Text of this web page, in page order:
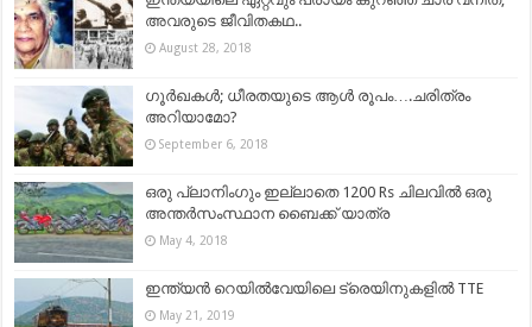
അവരുടെ ജീവിതകഥ..
August 28, 2018
ഗൂര്‍ഖകൾ; ധീരതയുടെ ആള്‍ രൂപം….ചരിത്രം
അറിയാമോ?
September 6, 2018
ഒരു പ്ലാനിംഗും ഇല്ലാതെ 1200 Rs ചിലവിൽ ഒരു
അന്തർസംസ്ഥാന ബൈക്ക് യാത്ര
May 4, 2018
ഇന്ത്യൻ റെയിൽവേയിലെ ട്രെയിനുകളിൽ TTE
May 21, 2019